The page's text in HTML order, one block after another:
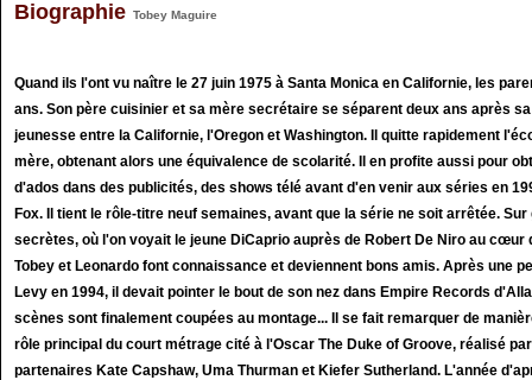
Biographie Tobey Maguire
Quand ils l'ont vu naître le 27 juin 1975 à Santa Monica en Californie, les
ans. Son père cuisinier et sa mère secrétaire se séparent deux ans après
jeunesse entre la Californie, l'Oregon et Washington. Il quitte rapidement
mère, obtenant alors une équivalence de scolarité. Il en profite aussi pour
d'ados dans des publicités, des shows télé avant d'en venir aux séries en
Fox. Il tient le rôle-titre neuf semaines, avant que la série ne soit arrêtée.
secrètes, où l'on voyait le jeune DiCaprio auprès de Robert De Niro au cœur
Tobey et Leonardo font connaissance et deviennent bons amis. Après une
Levy en 1994, il devait pointer le bout de son nez dans Empire Records
scènes sont finalement coupées au montage... Il se fait remarquer de
rôle principal du court métrage cité à l'Oscar The Duke of Groove, réalisé
partenaires Kate Capshaw, Uma Thurman et Kiefer Sutherland. L'année